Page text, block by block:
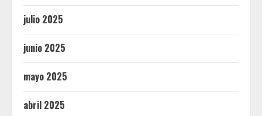
julio 2025
junio 2025
mayo 2025
abril 2025